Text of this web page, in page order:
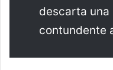
descarta una
contundente